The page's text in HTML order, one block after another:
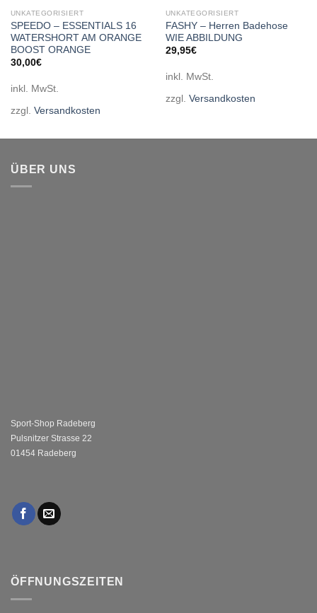
UNKATEGORISIERT
SPEEDO – ESSENTIALS 16
WATERSHORT AM ORANGE
BOOST ORANGE
30,00€
inkl. MwSt.
zzgl. Versandkosten
UNKATEGORISIERT
FASHY – Herren Badehose
WIE ABBILDUNG
29,95€
inkl. MwSt.
zzgl. Versandkosten
ÜBER UNS
Sport-Shop Radeberg
Pulsnitzer Strasse 22
01454 Radeberg
ÖFFNUNGSZEITEN